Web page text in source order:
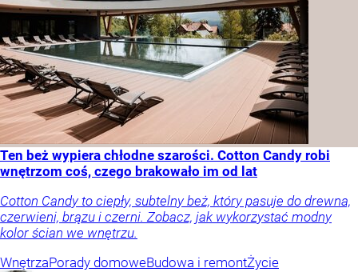
Ten beż wypiera chłodne szarości. Cotton Candy robi
wnętrzom coś, czego brakowało im od lat
Cotton Candy to ciepły, subtelny beż, który pasuje do drewna,
czerwieni, brązu i czerni. Zobacz, jak wykorzystać modny
kolor ścian we wnętrzu.
WnętrzaPorady domoweBudowa i remontŻycie